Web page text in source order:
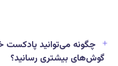
چگونه می‌توانید پادکست
گوش‌های بیشتری رسانید؟